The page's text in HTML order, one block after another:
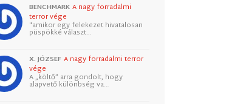
BENCHMARK A nagy forradalmi
terror vége
"amikor egy felekezet hivatalosan
püspökké választ…
X. JÓZSEF A nagy forradalmi terror
vége
A „költő” arra gondolt, hogy
alapvető különbség va…